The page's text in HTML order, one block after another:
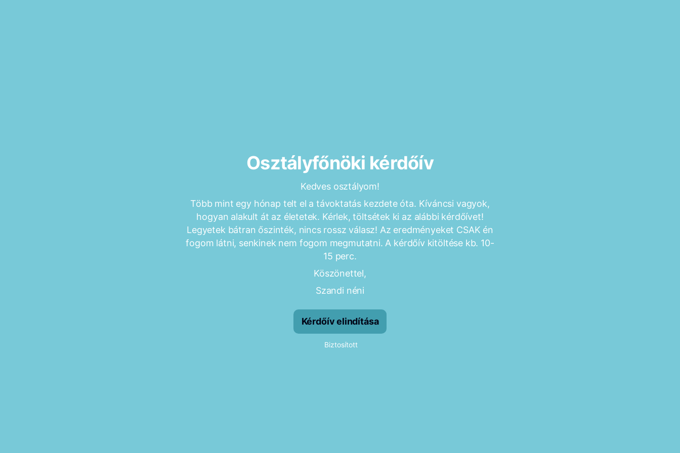
Osztályfőnöki kérdőív
Kedves osztályom!
Több mint egy hónap telt el a távoktatás kezdete óta. Kíváncsi vagyok,
hogyan alakult át az életetek. Kérlek, töltsétek ki az alábbi kérdőívet!
Legyetek bátran őszinték, nincs rossz válasz! Az eredményeket CSAK én
fogom látni, senkinek nem fogom megmutatni. A kérdőív kitöltése kb. 10-
15 perc.
Köszönettel,
Szandi néni
Kérdőív elindítása
Biztosított